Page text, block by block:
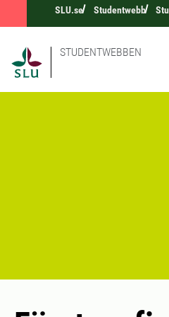
SLU.se Studentwebb
STUDENTWEBBEN